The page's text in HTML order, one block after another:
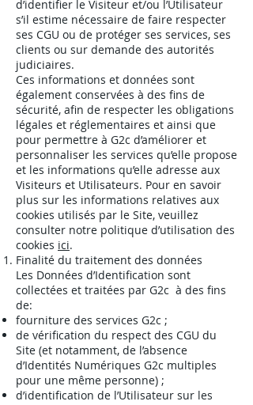
d’identifier le Visiteur et/ou l’Utilisateur
s’il estime nécessaire de faire respecter
ses CGU ou de protéger ses services, ses
clients ou sur demande des autorités
judiciaires.
Ces informations et données sont
également conservées à des fins de
sécurité, afin de respecter les obligations
légales et réglementaires et ainsi que
pour permettre à G2c d’améliorer et
personnaliser les services qu’elle propose
et les informations qu’elle adresse aux
Visiteurs et Utilisateurs. Pour en savoir
plus sur les informations relatives aux
cookies utilisés par le Site, veuillez
consulter notre politique d’utilisation des
cookies ici.
Finalité du traitement des données
Les Données d’Identification sont
collectées et traitées par G2c à des fins
de:
fourniture des services G2c ;
de vérification du respect des CGU du
Site (et notamment, de l’absence
d’Identités Numériques G2c multiples
pour une même personne) ;
d’identification de l’Utilisateur sur les